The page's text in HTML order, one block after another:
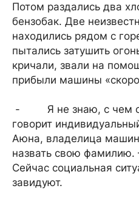
Потом раздались два
бензобак. Две
находились рядом с
пытались затушить
кричали, звали на
прибыли машины
- Я не знаю, с чем
говорит
Аюна, владелица
назвать свою фамилию.
Сейчас социальная
завидуют.